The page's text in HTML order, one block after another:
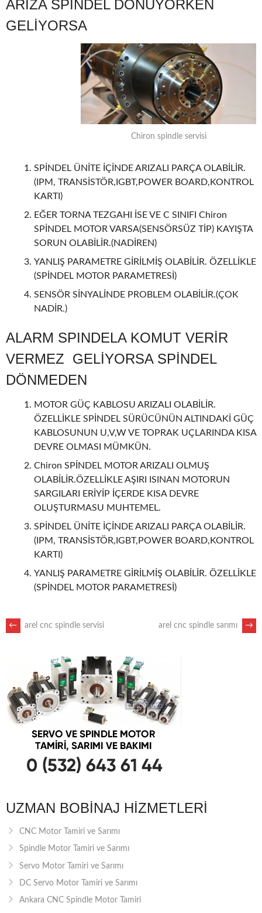
ARIZA SPİNDEL DÖNÜYORKEN
GELİYORSA
Chiron spindle servisi
SPİNDEL ÜNİTE İÇİNDE ARIZALI PARÇA OLABİLİR.
(IPM, TRANSİSTÖR,IGBT,POWER BOARD,KONTROL
KARTI)
EĞER TORNA TEZGAHI İSE VE C SINIFI Chiron
SPİNDEL MOTOR VARSA(SENSÖRSÜZ TİP) KAYIŞTA
SORUN OLABİLİR.(NADİREN)
YANLIŞ PARAMETRE GİRİLMİŞ OLABİLİR. ÖZELLİKLE
(SPİNDEL MOTOR PARAMETRESİ)
SENSÖR SİNYALİNDE PROBLEM OLABİLİR.(ÇOK
NADİR.)
ALARM SPINDELA KOMUT VERİR
VERMEZ GELİYORSA SPİNDEL
DÖNMEDEN
MOTOR GÜÇ KABLOSU ARIZALI OLABİLİR.
ÖZELLİKLE SPİNDEL SÜRÜCÜNÜN ALTINDAKİ GÜÇ
KABLOSUNUN U,V,W VE TOPRAK UÇLARINDA KISA
DEVRE OLMASI MÜMKÜN.
Chiron SPİNDEL MOTOR ARIZALI OLMUŞ
OLABİLİR.ÖZELLİKLE AŞIRI ISINAN MOTORUN
SARGILARI ERİYİP İÇERDE KISA DEVRE
OLUŞTURMASU MUHTEMEL.
SPİNDEL ÜNİTE İÇİNDE ARIZALI PARÇA OLABİLİR.
(IPM, TRANSİSTÖR,IGBT,POWER BOARD,KONTROL
KARTI)
YANLIŞ PARAMETRE GİRİLMİŞ OLABİLİR. ÖZELLİKLE
(SPİNDEL MOTOR PARAMETRESİ)
POST
NAVIGATION
← arel cnc spindle servisi arel cnc spindle sarımı →
UZMAN BOBINAJ HIZMETLERI
CNC Motor Tamiri ve Sarımı
Spindle Motor Tamiri ve Sarımı
Servo Motor Tamiri ve Sarımı
DC Servo Motor Tamiri ve Sarımı
Ankara CNC Spindle Motor Tamiri